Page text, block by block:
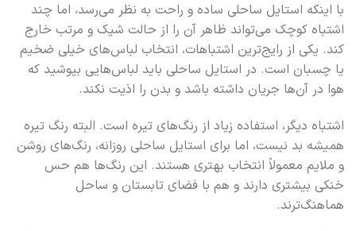
با اینکه استایل ساحلی ساده و راحت به نظر می‌رسد، اما چند
اشتباه کوچک می‌تواند ظاهر آن را از حالت شیک و مرتب خارج
کند. یکی از رایج‌ترین اشتباهات، انتخاب لباس‌های خیلی ضخیم
یا چسبان است. در استایل ساحلی باید لباس‌هایی بپوشید که
هوا در آن‌ها جریان داشته باشد و بدن را اذیت نکند.
اشتباه دیگر، استفاده زیاد از رنگ‌های تیره است. البته رنگ تیره
همیشه بد نیست، اما برای استایل ساحلی روزانه، رنگ‌های روشن
و ملایم معمولاً انتخاب بهتری هستند. این رنگ‌ها هم حس
خنکی بیشتری دارند و هم با فضای تابستان و ساحل
هماهنگ‌ترند.